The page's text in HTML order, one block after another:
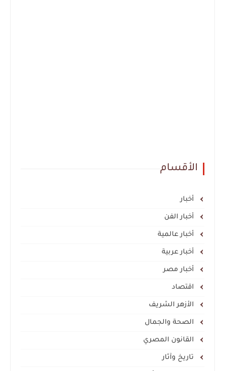
الأقسام
أخبار
أخبار الفن
أخبار عالمية
أخبار عربية
أخبار مصر
اقتصاد
الأزهر الشريف
الصحة والجمال
القانون المصري
تاريخ وآثار